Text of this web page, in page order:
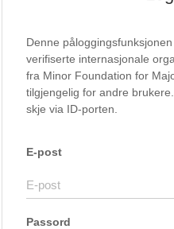
Denne
verifiserte internasjonale
fra Minor Foundation for
tilgjengelig for andre
skje via ID-porten.
E-post
Passord